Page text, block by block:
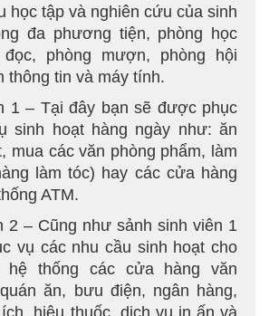
học tập và nghiên cứu của sinh
đa phương tiện, phòng học
đọc, phòng mượn, phòng hội
thông tin và máy tính.
1 – Tại đây bạn sẽ được phục
sinh hoạt hàng ngày như: ăn
mua các văn phòng phẩm, làm
làm tóc) hay các cửa hàng
ATM.
2 – Cũng như sảnh sinh viên 1
vụ các nhu cầu sinh hoạt cho
hệ thống các cửa hàng văn
ăn, bưu điện, ngân hàng,
hiệu thuốc, dịch vụ in ấn và